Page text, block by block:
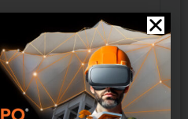
rullo a pelo corto o